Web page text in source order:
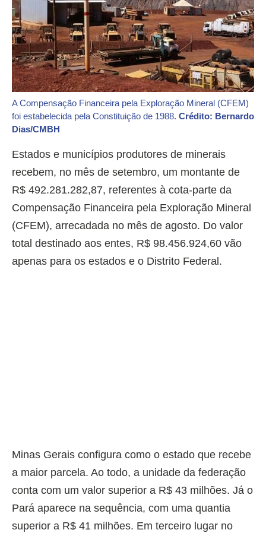
A Compensação Financeira pela Exploração Mineral (CFEM)
foi estabelecida pela Constituição de 1988. Crédito: Bernardo
Dias/CMBH
Estados e municípios produtores de minerais
recebem, no mês de setembro, um montante de
R$ 492.281.282,87, referentes à cota-parte da
Compensação Financeira pela Exploração Mineral
(CFEM), arrecadada no mês de agosto. Do valor
total destinado aos entes, R$ 98.456.924,60 vão
apenas para os estados e o Distrito Federal.
Minas Gerais configura como o estado que recebe
a maior parcela. Ao todo, a unidade da federação
conta com um valor superior a R$ 43 milhões. Já o
Pará aparece na sequência, com uma quantia
superior a R$ 41 milhões. Em terceiro lugar no